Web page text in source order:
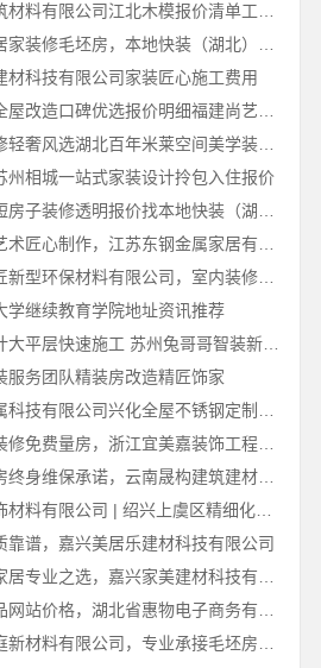
材科技有限公司家装匠心施工费用
襄阳设计装修轻奢风选湖北百年米莱空间美学装饰材料有限公司
州相城一站式家装设计拎包入住报价
选择江西圣匠新型环保材料有限公司，室内装修设计施工厂家
学继续教育学院地址资讯推荐
昆山全案设计大平层快速施工 苏州兔哥哥智装新材料
服务团队精装房改造精匠饰家
家门口室内装修免费量房，浙江宜美嘉装饰工程有限公司上门服务
安宁重钢建房终身维保承诺，云南晟构建筑建材有限公司保障
绍兴卓鑫装饰材料有限公司 | 绍兴上虞区精细化全包质量有保障
靠谱，嘉兴美居乐建材科技有限公司